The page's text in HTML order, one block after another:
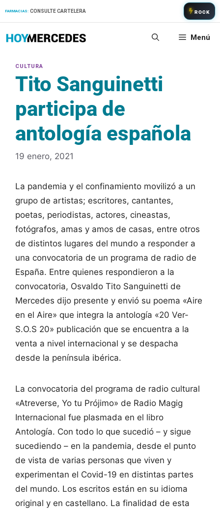
FARMACIAS: CONSULTE CARTELERA ROCK
Menú
Tito Sanguinetti
participa de
antología española
19 enero, 2021
La pandemia y el confinamiento movilizó a un
grupo de artistas; escritores, cantantes,
poetas, periodistas, actores, cineastas,
fotógrafos, amas y amos de casas, entre otros
de distintos lugares del mundo a responder a
una convocatoria de un programa de radio de
España. Entre quienes respondieron a la
convocatoria, Osvaldo Tito Sanguinetti de
Mercedes dijo presente y envió su poema «Aire
en el Aire» que integra la antología «20 Ver-
S.O.S 20» publicación que se encuentra a la
venta a nivel internacional y se despacha
desde la península ibérica.
La convocatoria del programa de radio cultural
«Atreverse, Yo tu Prójimo» de Radio Magig
Internacional fue plasmada en el libro
Antología. Con todo lo que sucedió – y sigue
sucediendo – en la pandemia, desde el punto
de vista de varias personas que viven y
experimentan el Covid-19 en distintas partes
del mundo. Los escritos están en su idioma
original y en castellano. La finalidad de esta